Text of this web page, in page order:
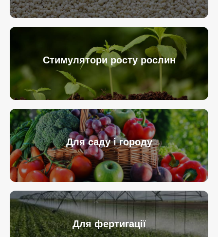
Стимулятори росту рослин
Для саду і городу
Для фертигації